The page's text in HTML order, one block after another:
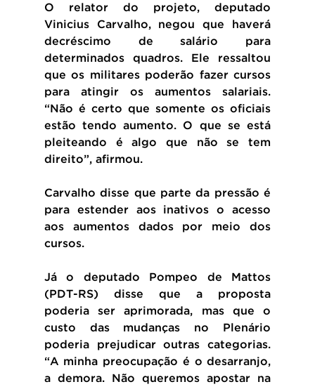
O relator do projeto, deputado
Vinicius Carvalho, negou que haverá
decréscimo de salário para
determinados quadros. Ele ressaltou
que os militares poderão fazer cursos
para atingir os aumentos salariais.
“Não é certo que somente os oficiais
estão tendo aumento. O que se está
pleiteando é algo que não se tem
direito”, afirmou.
Carvalho disse que parte da pressão é
para estender aos inativos o acesso
aos aumentos dados por meio dos
cursos.
Já o deputado Pompeo de Mattos
(PDT-RS) disse que a proposta
poderia ser aprimorada, mas que o
custo das mudanças no Plenário
poderia prejudicar outras categorias.
“A minha preocupação é o desarranjo,
a demora. Não queremos apostar na